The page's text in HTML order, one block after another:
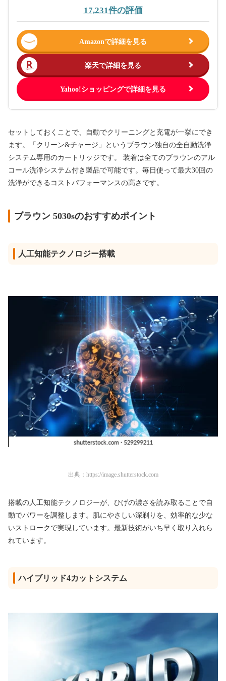
17,231件の評価
Amazonで詳細を見る
楽天で詳細を見る
Yahoo!ショッピングで詳細を見る
セットしておくことで、自動でクリーニングと充電が一挙にでき
ます。「クリーン&チャージ」というブラウン独自の全自動洗浄
システム専用のカートリッジです。 装着は全てのブラウンのアル
コール洗浄システム付き製品で可能です。毎日使って最大30回の
洗浄ができるコストパフォーマンスの高さです。
ブラウン 5030sのおすすめポイント
人工知能テクノロジー搭載
出典： https://image.shutterstock.com
搭載の人工知能テクノロジーが、ひげの濃さを読み取ることで自
動でパワーを調整します。肌にやさしい深剃りを、効率的な少な
いストロークで実現しています。最新技術がいち早く取り入れら
れています。
ハイブリッド4カットシステム